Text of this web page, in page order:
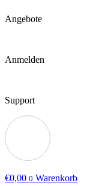
Angebote
Anmelden
Support
€0,00 0 Warenkorb